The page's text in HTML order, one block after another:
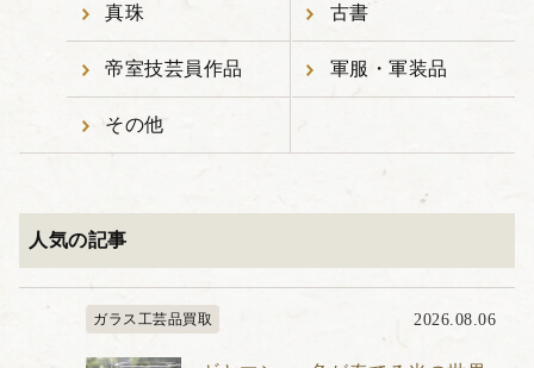
真珠 古書
帝室技芸員作品 軍服・軍装品
その他
人気の記事
ガラス工芸品買取 2026.08.06